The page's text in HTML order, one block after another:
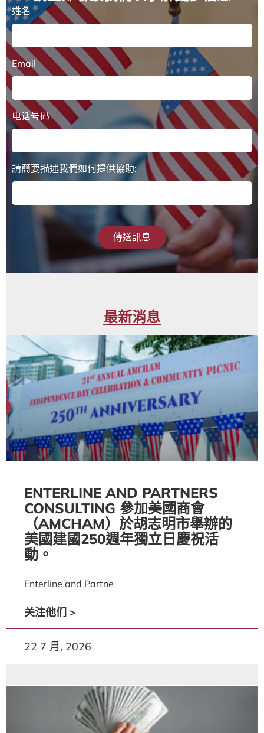
姓名
Email
电话号码
請簡要描述我們如何提供協助:
傳送訊息
最新消息
ENTERLINE AND PARTNERS
CONSULTING 參加美國商會
（AMCHAM）於胡志明市舉辦的
美國建國250週年獨立日慶祝活
動。
Enterline and Partne
关注他们 >
22 7 月, 2026